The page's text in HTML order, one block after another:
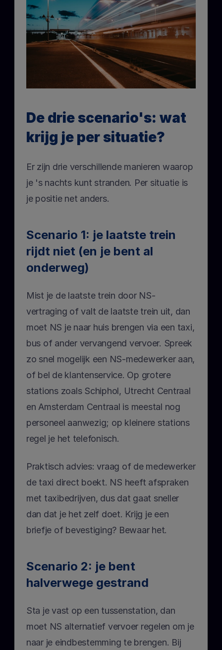
De drie scenario's: wat
krijg je per situatie?
Er zijn drie verschillende manieren waarop
je 's nachts kunt stranden. Per situatie is
je positie net anders.
Scenario 1: je laatste trein
rijdt niet (en je bent al
onderweg)
Mist je de laatste trein door NS-
vertraging of valt de laatste trein uit, dan
moet NS je naar huis brengen via een taxi,
bus of ander vervangend vervoer. Spreek
zo snel mogelijk een NS-medewerker aan,
of bel de klantenservice. Op grotere
stations zoals Schiphol, Utrecht Centraal
en Amsterdam Centraal is meestal nog
personeel aanwezig; op kleinere stations
regel je het telefonisch.
Praktisch advies: vraag of de medewerker
de taxi direct boekt. NS heeft afspraken
met taxibedrijven, dus dat gaat sneller
dan dat je het zelf doet. Krijg je een
briefje of bevestiging? Bewaar het.
Scenario 2: je bent
halverwege gestrand
Sta je vast op een tussenstation, dan
moet NS alternatief vervoer regelen om je
naar je eindbestemming te brengen. Bij